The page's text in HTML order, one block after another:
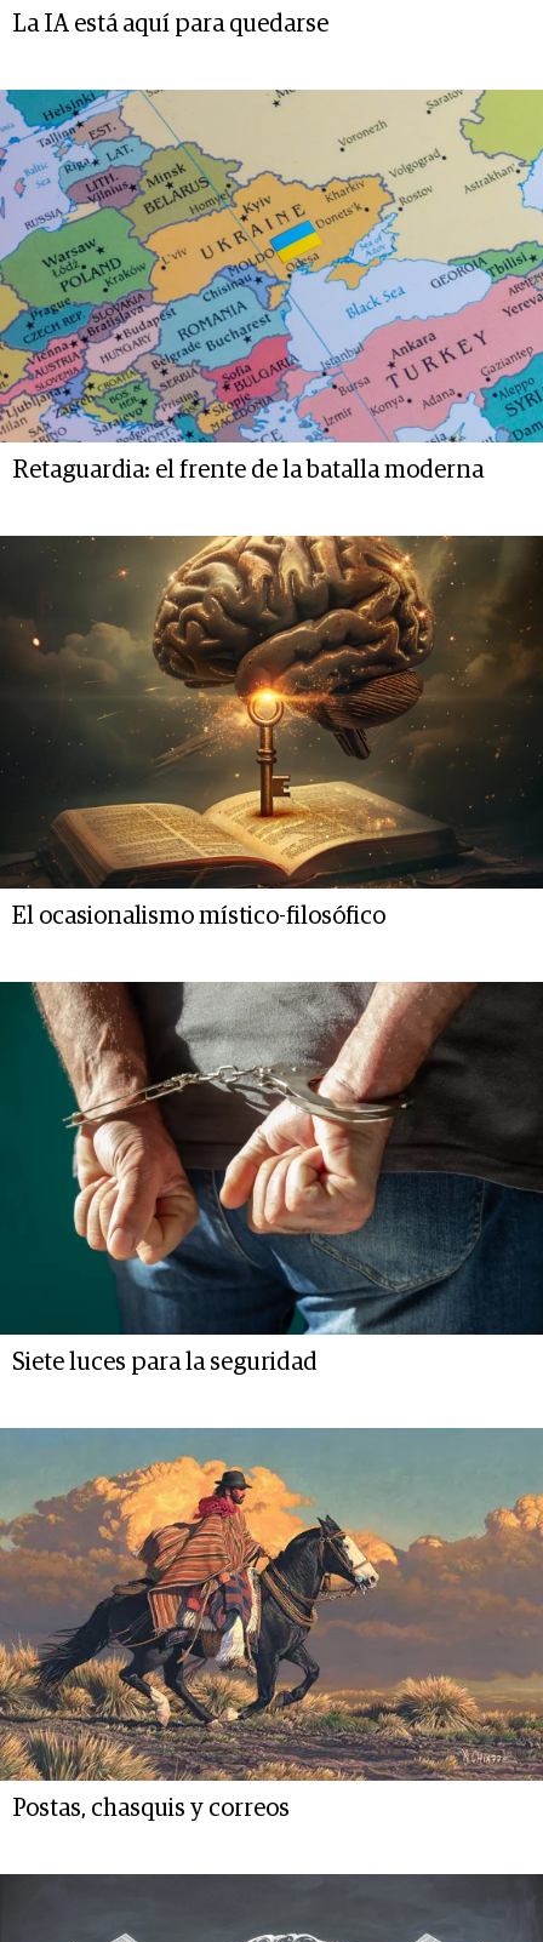
La IA está aquí para quedarse
Retaguardia: el frente de la batalla moderna
El ocasionalismo místico-filosófico
Siete luces para la seguridad
Postas, chasquis y correos